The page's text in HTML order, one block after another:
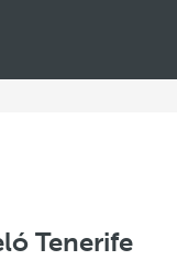
Tenerife